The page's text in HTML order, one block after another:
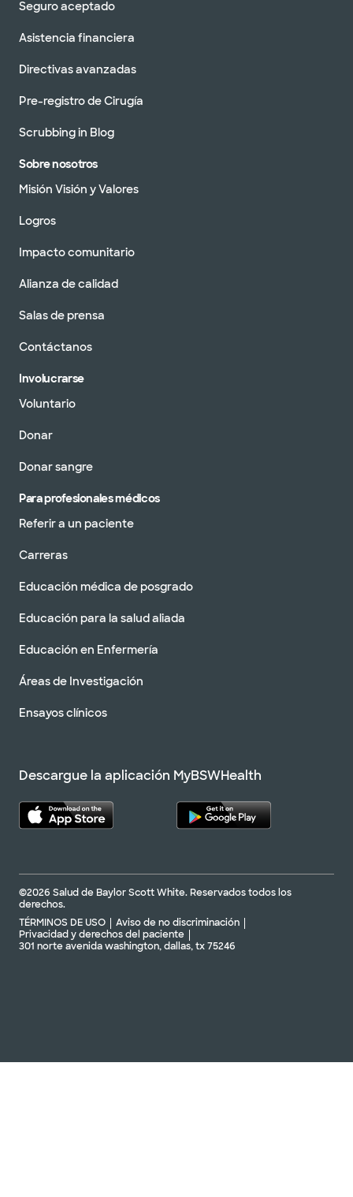
Seguro aceptado
Asistencia financiera
Directivas avanzadas
Pre-registro de Cirugía
Scrubbing in Blog
Sobre nosotros
Misión Visión y Valores
Logros
Impacto comunitario
Alianza de calidad
Salas de prensa
Contáctanos
Involucrarse
Voluntario
Donar
Donar sangre
Para profesionales médicos
Referir a un paciente
Carreras
Educación médica de posgrado
Educación para la salud aliada
Educación en Enfermería
Áreas de Investigación
Ensayos clínicos
Descargue la aplicación MyBSWHealth
©2026 Salud de Baylor Scott White. Reservados todos los
derechos.
TÉRMINOS DE USO
Aviso de no discriminación
Privacidad y derechos del paciente
301 norte avenida washington, dallas, tx 75246